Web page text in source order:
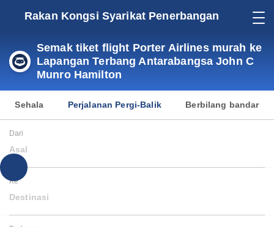
Rakan Kongsi Syarikat Penerbangan
Semak tiket flight Porter Airlines murah ke
Lapangan Terbang Antarabangsa John C
Munro Hamilton
Sehala Perjalanan Pergi-Balik Berbilang bandar
Dari
Asal
Ke
Destinasi